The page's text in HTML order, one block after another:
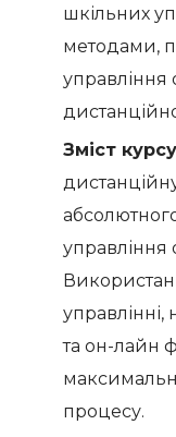
шкільних
методами,
управління
Зміст
управління
управлінні,
та он-лайн
процесу.